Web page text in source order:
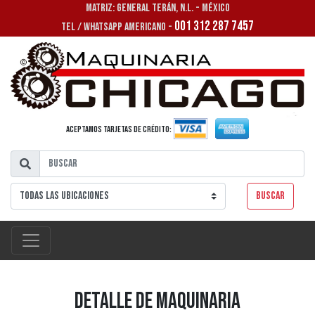
MATRIZ: GENERAL TERÁN, N.L. - MÉXICO
TEL / WHATSAPP AMERICANO - 001 312 287 7457
Aceptamos tarjetas de crédito:
Buscar
Detalle de Maquinaria